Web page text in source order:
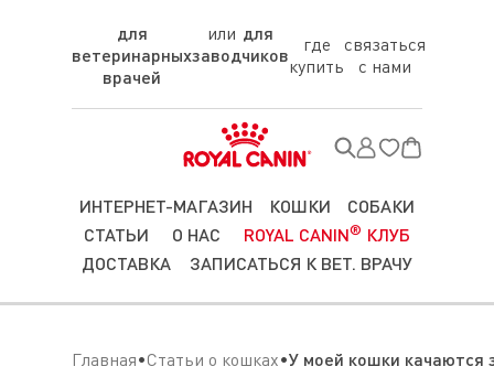
для
ветеринарных
врачей
для
заводчиков
где
купить
связаться
с нами
ИНТЕРНЕТ-МАГАЗИН КОШКИ
СОБАКИ
СТАТЬИ
О НАС ROYAL CANIN® КЛУБ
ДОСТАВКА
ЗАПИСАТЬСЯ К ВЕТ. ВРАЧУ
Главная Статьи о кошках У моей кошки качаются